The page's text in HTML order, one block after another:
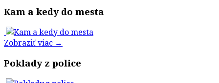
Kam a kedy do mesta
Zobraziť viac →
Poklady z police